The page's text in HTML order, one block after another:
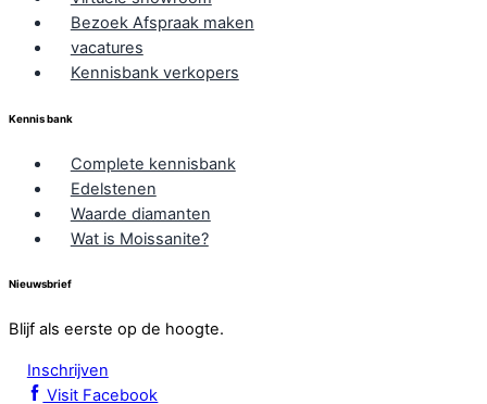
Bezoek Afspraak maken
vacatures
Kennisbank verkopers
Kennis bank
Complete kennisbank
Edelstenen
Waarde diamanten
Wat is Moissanite?
Nieuwsbrief
Blijf als eerste op de hoogte.
Inschrijven
Visit Facebook